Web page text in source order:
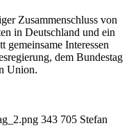
Zusammenschluss von
in Deutschland und ein
gemeinsame Interessen
dem Bundestag
Union.
343 705 Stefan